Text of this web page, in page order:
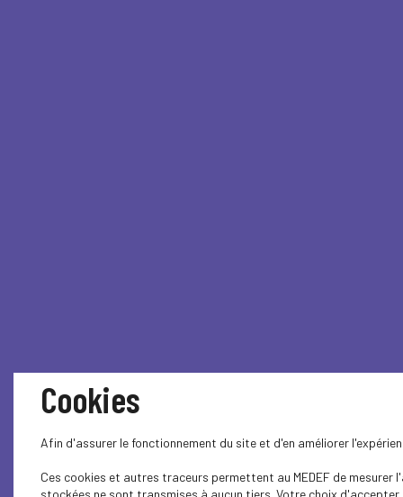
Cookies
Afin d'assurer le fonctionnement du site et d'en améliorer
Ces cookies et autres traceurs permettent au MEDEF de
stockées ne sont transmises à aucun tiers. Votre choix